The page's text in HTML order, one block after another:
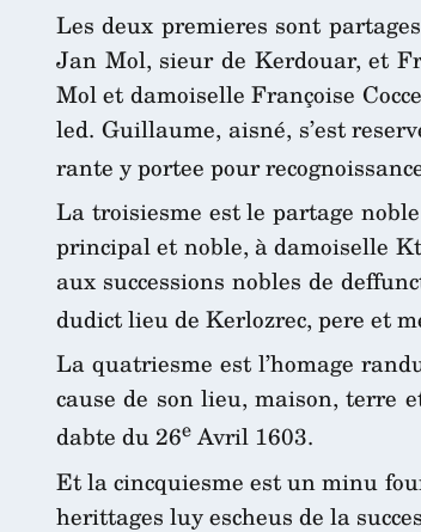
Les deux premieres sont
Jan Mol, sieur de Kerdouar, et
Mol et damoiselle Françoise
led. Guillaume, aisné, s’est
rante y portee pour
La troisiesme est le partage
principal et noble, à damoiselle
aux successions nobles de
dudict lieu de Kerlozrec, pere et
La quatriesme est l’homage
cause de son lieu, maison, terre
dabte du 26eAvril 1603.
Et la cincquiesme est un minu
herittages luy escheus de la